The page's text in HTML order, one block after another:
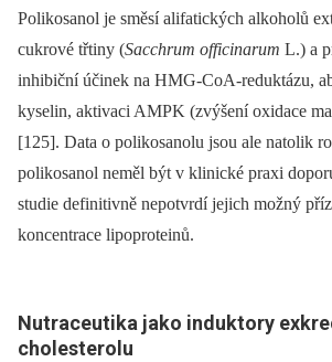
Polikosanol je směsí alifatických alkoholů
cukrové třtiny (Sacchrum officinarum L.) a
inhibiční účinek na HMG-CoA-reduktázu,
kyselin, aktivaci AMPK (zvýšení oxidace
[125]. Data o polikosanolu jsou ale natolik
polikosanol neměl být v klinické praxi
studie definitivně nepotvrdí jejich možný
koncentrace lipoproteinů.
Nutraceutika jako induktory
cholesterolu